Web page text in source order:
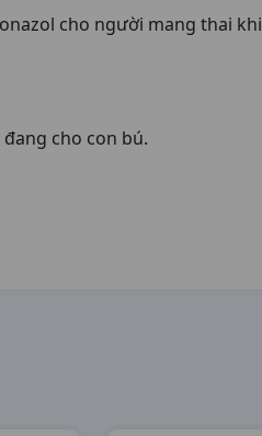
cho người mang thai khi
cho con bú.